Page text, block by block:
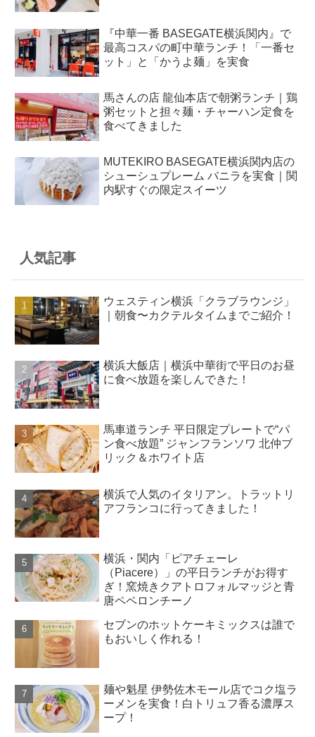
『中華一番 BASEGATE横浜関内』で
最高コスパの町中華ランチ！「一番セ
ット」と「かうよ麺」を実食
馬さんの店 龍仙本店で朝粥ランチ｜鶏
粥セットと担々麺・チャーハン定食を
食べてきました
MUTEKIRO BASEGATE横浜関内店の
シューシュプレーム バニラを実食｜関
内駅すぐの限定スイーツ
人気記事
ウェスティン横浜「クラブラウンジ」
｜朝食〜カクテルタイムまでご紹介！
横浜大飯店｜横浜中華街で平日のお昼
に食べ放題を楽しんできた！
馬車道ランチ 平日限定プレートで“パ
ン食べ放題” ジャンフランソワ 北仲ブ
リック＆ホワイト店
横浜で人気のイタリアン。トラットリ
アフランコに行ってきました！
横浜・関内「ピアチェーレ
（Piacere）」の平日ランチがお得す
ぎ！窯焼きクアトロフォルマッジと青
唐ペペロンチーノ
セブンのホットケーキミックスは誰で
もおいしく作れる！
麺や魁星 伊勢佐木モール店でコク塩ラ
ーメンを実食！白トリュフ香る濃厚ス
ープ！